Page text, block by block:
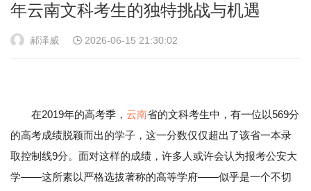
年云南文科考生的独特挑战与机遇
郝泽威 2026-06-15 21:30:02
在2019年的高考季， 云南省的文科考生中，有一位以569分
的高考成绩脱颖而出的学子，这一分数仅仅超出了该省一本录
取控制线9分。面对这样的成绩，许多人或许会认为报考公安大
学——这所素以严格选拔著称的高等学府——似乎是一个不切